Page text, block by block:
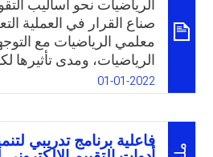
الرياضيات نحو أساليب
صناع القرار في العملية
معلمي الرياضيات مع
الرياضيات، ومدى تأثيرها
النقاط المركزية المتعلقة
على سلوك المعلمين
العديد من الدراسات
وفاعلية التقويم البديل
التحصيلي للمتعلم، تبين
01-01-2022
فاعلية برنامج تدريبي